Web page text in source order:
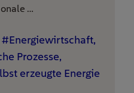
…
Prozesse,
erzeugte Energie